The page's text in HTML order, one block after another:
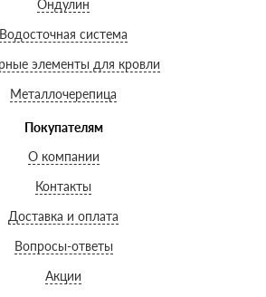
Ондулин
Водосточная система
элементы для кровли
Металлочерепица
Покупателям
О компании
Контакты
Доставка и оплата
Вопросы-ответы
Акции